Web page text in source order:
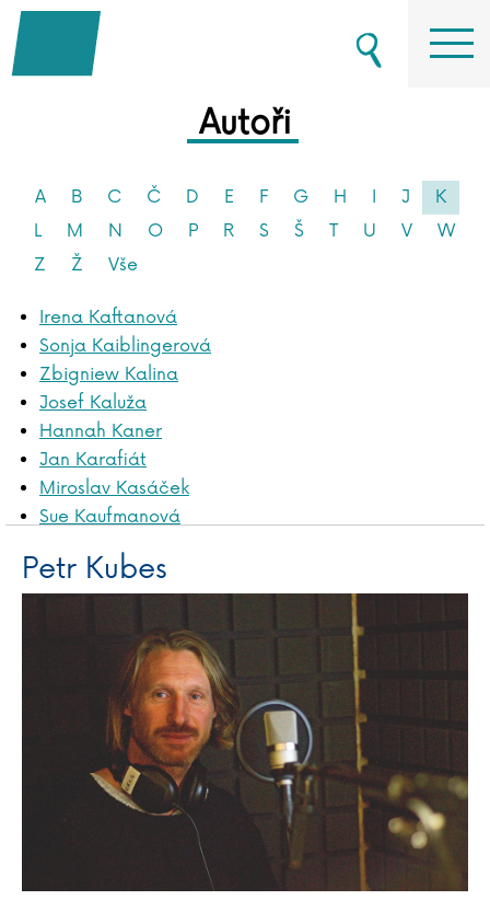
Autoři
A B C Č D E F G H I J
K
L
M N O P R S Š T U V
W
Z
Ž Vše
Irena Kaftanová
Sonja Kaiblingerová
Zbigniew Kalina
Josef Kaluža
Hannah Kaner
Jan Karafiát
Miroslav Kasáček
Sue Kaufmanová
Katja Kettu
Frauke Kiedaisch
Justyna Kieratová
Heather Kilgour
Matthew Kimberley
Stephen King
Tommi Kinnunen
Joseph Rudyard Kipling
Henry Kissinger
Petr Kubes